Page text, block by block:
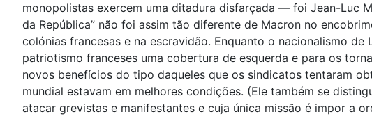
monopolistas exercem uma ditadura disfarçada — foi Jean-Luc
da República” não foi assim tão diferente de Macron no
colónias francesas e na escravidão. Enquanto o nacionalismo
patriotismo franceses uma cobertura de esquerda e para os
novos benefícios do tipo daqueles que os sindicatos tentaram
mundial estavam em melhores condições. (Ele também se
atacar grevistas e manifestantes e cuja única missão é impor a